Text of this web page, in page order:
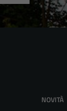
NOVITÀ